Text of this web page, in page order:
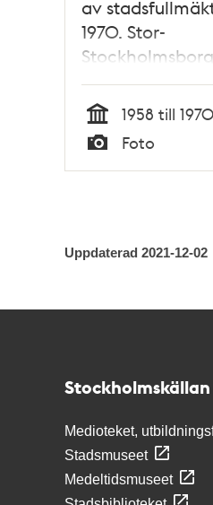
av
1970. Stor-
1954-1964
Tid
1958 till 1970
Typ
Foto
Uppdaterad 2021-12-02
Medioteket,
Stadsmuseet
Medeltidsmuseet